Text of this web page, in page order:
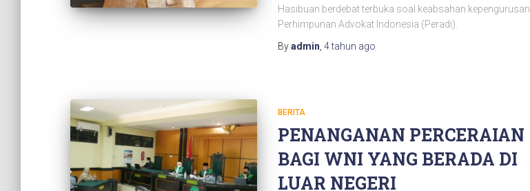
Hasibuan berdebat terbuka soal keabsahan kepengurusan
Perhimpunan Advokat Indonesia (Peradi).
Byadmin 4 tahun ago
BERITA
PENANGANAN PERCERAIAN
BAGI WNI YANG BERADA DI
LUAR NEGERI